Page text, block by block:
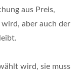
aus Preis,
aber auch der
wird, sie muss